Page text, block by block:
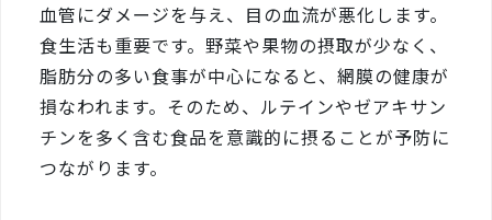
血管にダメージを与え、目の血流が悪化します。
食生活も重要です。野菜や果物の摂取が少なく、
脂肪分の多い食事が中心になると、網膜の健康が
損なわれます。そのため、ルテインやゼアキサン
チンを多く含む食品を意識的に摂ることが予防に
つながります。